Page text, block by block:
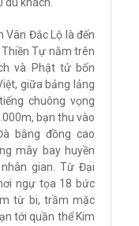
Vân Đắc Lộ là đến
Tự nằm trên
và Phật tử bốn
giữa bảng lảng
chuông vọng
bạn thu vào
bằng đồng cao
mây bay huyền
gian. Từ Đại
ngự tọa 18 bức
từ bi, trầm mặc
tới quần thể Kim